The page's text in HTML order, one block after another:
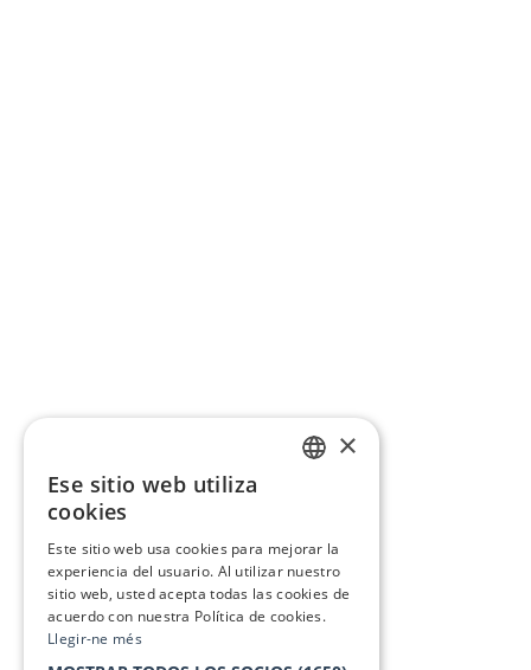
×
Ese sitio web utiliza
cookies
Este sitio web usa cookies para mejorar la
experiencia del usuario. Al utilizar nuestro
sitio web, usted acepta todas las cookies de
acuerdo con nuestra Política de cookies.
Llegir-ne més